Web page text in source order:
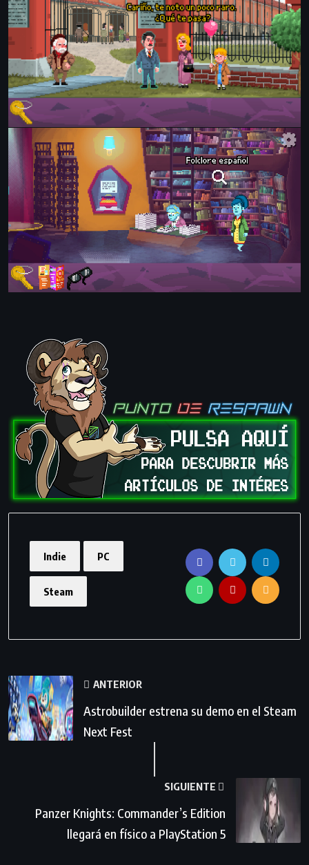
Indie PC
Steam
ANTERIOR
Astrobuilder estrena su demo en el Steam
Next Fest
SIGUIENTE
Panzer Knights: Commander’s Edition
llegará en físico a PlayStation 5